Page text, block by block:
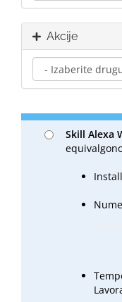
Akcije
Skill Alexa